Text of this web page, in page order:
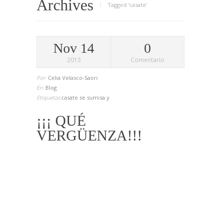
Archives Tagged ‘casate‘
Nov 14
2013
0
Comentario
Por Celia Velasco-Saori
En Blog
Etiquetas casate se sumisa y
¡¡¡ QUÉ
VERGÜENZA!!!